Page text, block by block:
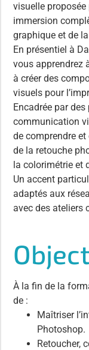
visuelle
immersion
graphique et de
En présentiel à
vous apprendrez
à créer des
visuels pour
Encadrée par
communication
de comprendre
de la retouche
la colorimétrie et
Un accent
adaptés aux
avec des ateliers
À la fin de la
de :
Maîtriser
Photoshop.
Retoucher,